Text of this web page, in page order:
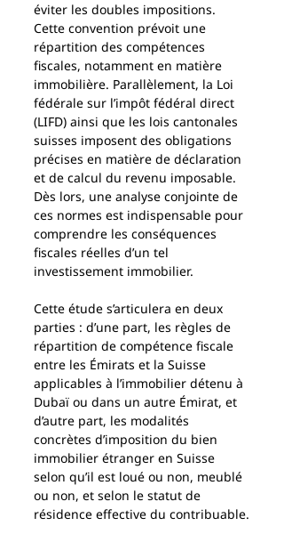
éviter les doubles impositions.
Cette convention prévoit une
répartition des compétences
fiscales, notamment en matière
immobilière. Parallèlement, la Loi
fédérale sur l’impôt fédéral direct
(LIFD) ainsi que les lois cantonales
suisses imposent des obligations
précises en matière de déclaration
et de calcul du revenu imposable.
Dès lors, une analyse conjointe de
ces normes est indispensable pour
comprendre les conséquences
fiscales réelles d’un tel
investissement immobilier.
Cette étude s’articulera en deux
parties : d’une part, les règles de
répartition de compétence fiscale
entre les Émirats et la Suisse
applicables à l’immobilier détenu à
Dubaï ou dans un autre Émirat, et
d’autre part, les modalités
concrètes d’imposition du bien
immobilier étranger en Suisse
selon qu’il est loué ou non, meublé
ou non, et selon le statut de
résidence effective du contribuable.